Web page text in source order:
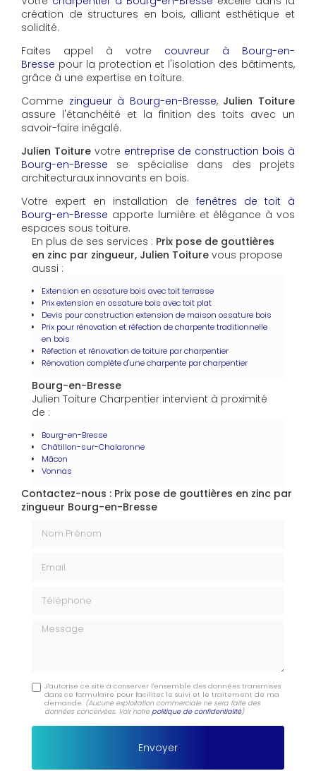
création de structures en bois, alliant esthétique et
solidité.
Faites appel à votre couvreur à Bourg-en-
Bresse pour la protection et l'isolation des bâtiments,
grâce à une expertise en toiture.
Comme zingueur à Bourg-en-Bresse, Julien Toiture
assure l'étanchéité et la finition des toits avec un
savoir-faire inégalé.
Julien Toiture votre entreprise de construction bois à
Bourg-en-Bresse se spécialise dans des projets
architecturaux innovants en bois.
Votre expert en installation de fenêtres de toit à
Bourg-en-Bresse apporte lumière et élégance à vos
espaces sous toiture.
En plus de ses services : Prix pose de gouttières
en zinc par zingueur, Julien Toiture vous propose
aussi :
Extension en ossature bois avec toit terrasse
Prix extension en ossature bois avec toit plat
Devis pour construction extension de maison ossature bois
Prix pour rénovation et réfection de charpente traditionnelle
en bois
Réfection et rénovation de toiture par charpentier
Rénovation complète d'une charpente par charpentier
Bourg-en-Bresse
Julien Toiture Charpentier intervient à proximité
de :
Bourg-en-Bresse
Châtillon-sur-Chalaronne
Mâcon
Vonnas
Contactez-nous : Prix pose de gouttières en zinc par
zingueur Bourg-en-Bresse
Message
J'autorise ce site à conserver l'ensemble des données transmises
dans ce formulaire pour faciliter le suivi et le traitement de ma
demande. (Aucune exploitation commerciale ne sera faite des
données concervées. Voir notrepolitique de confidentialité)